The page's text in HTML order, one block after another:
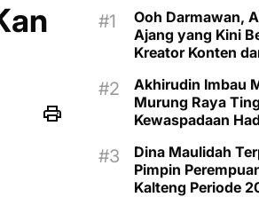
Ooh Darmawan,
Ajang yang Kini
Kreator Konten
Akhirudin Imbau
Murung Raya
Kewaspadaan
Dina Maulidah
Pimpin
Kalteng Periode